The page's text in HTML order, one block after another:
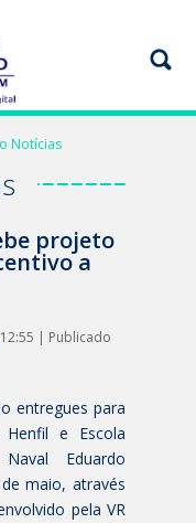
Notícias
projeto
a
| Publicado
entregues para
e Escola
Eduardo
maio, através
pela VR